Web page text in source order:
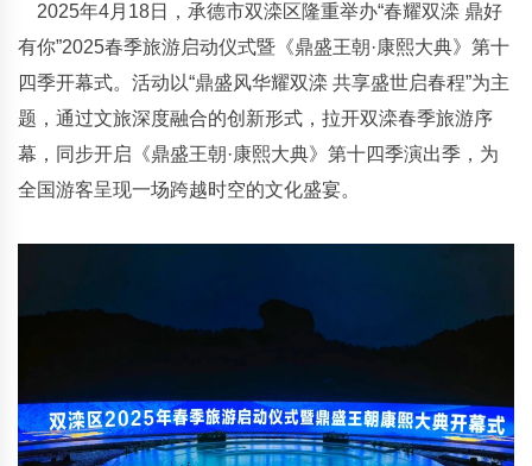
2025年4月18日，承德市双滦区隆重举办“春耀双滦 鼎好
有你”2025春季旅游启动仪式暨《鼎盛王朝·康熙大典》第十
四季开幕式。活动以“鼎盛风华耀双滦 共享盛世启春程”为主
题，通过文旅深度融合的创新形式，拉开双滦春季旅游序
幕，同步开启《鼎盛王朝·康熙大典》第十四季演出季，为
全国游客呈现一场跨越时空的文化盛宴。